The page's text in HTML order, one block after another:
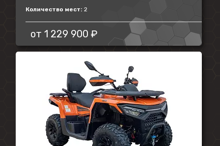
Количество мест: 2
от 1 229 900 ₽